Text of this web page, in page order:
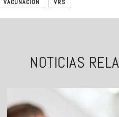
VACUNACIÓN VRS
NOTICIAS